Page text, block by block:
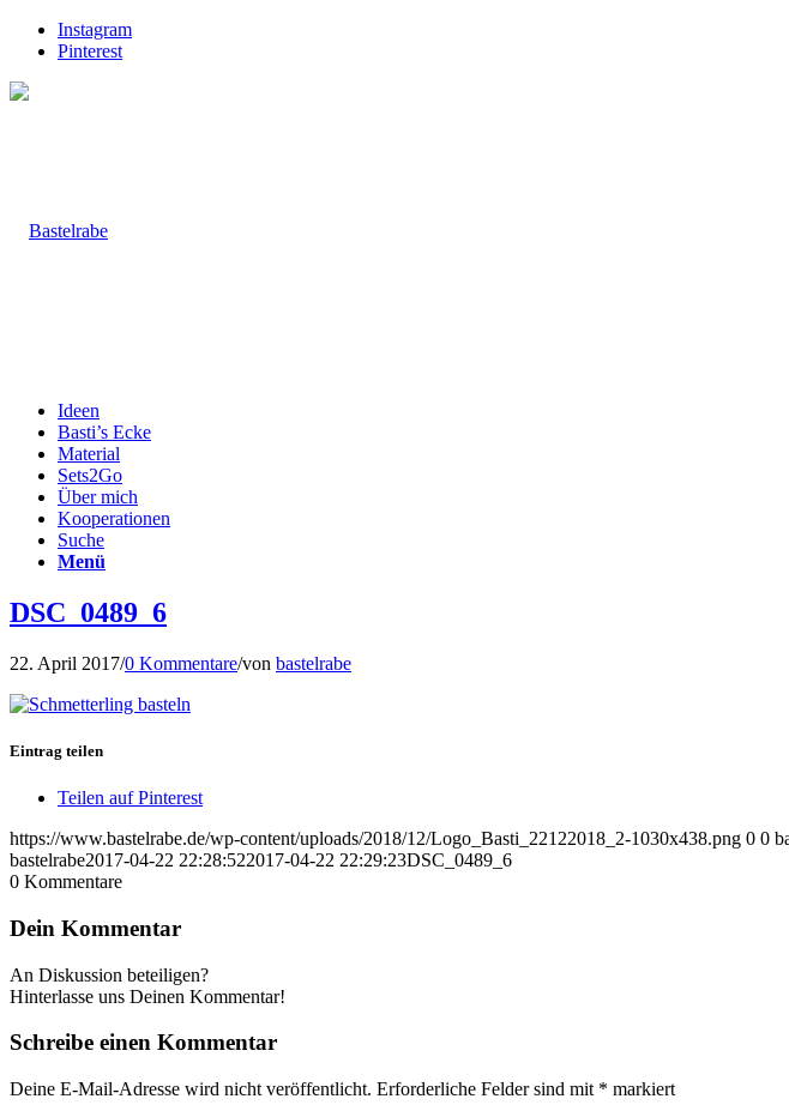
Instagram
Pinterest
Ideen
Basti’s Ecke
Material
Sets2Go
Über mich
Kooperationen
Suche
Menü
DSC_0489_6
22. April 2017/0 Kommentare/von bastelrabe
Eintrag teilen
Teilen auf Pinterest
https://www.bastelrabe.de/wp-content/uploads/2018/12/Logo_Basti_22122018_2-1030x438.png 0 0
bastelrabe2017-04-22 22:28:522017-04-22 22:29:23DSC_0489_6
0 Kommentare
Dein Kommentar
An Diskussion beteiligen?
Hinterlasse uns Deinen Kommentar!
Schreibe einen Kommentar
Deine E-Mail-Adresse wird nicht veröffentlicht. Erforderliche Felder sind mit * markiert